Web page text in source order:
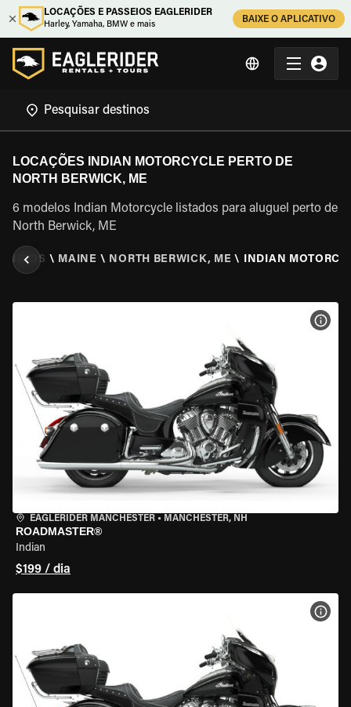
LOCAÇÕES E PASSEIOS EAGLERIDER
Harley, Yamaha, BMW e mais
BAIXE O APLICATIVO
LOCAÇÕES INDIAN MOTORCYCLE PERTO DE
NORTH BERWICK, ME
6 modelos Indian Motorcycle listados para aluguel perto de
North Berwick, ME
\ MAINE \ NORTH BERWICK, ME \ INDIAN
EAGLERIDER MANCHESTER • MANCHESTER, NH
ROADMASTER®
Indian
$199 / dia
VER
VER